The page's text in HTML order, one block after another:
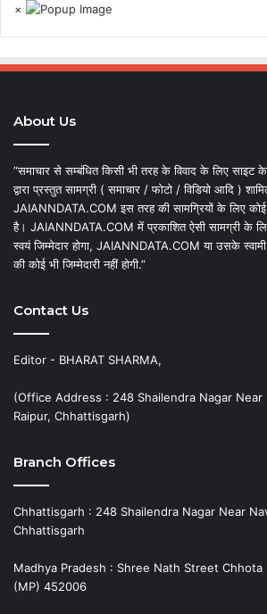
×
About Us
“समाचार से सम्बंधित किसी भी तरह के विवाद के लिए साइट
द्वारा प्रस्तुत सामग्री ( समाचार / फोटो / विडियो आदि )
JAIANNDATA.COM इस तरह की सामग्रियों के लिए कोई
है। JAIANNDATA.COM में प्रकाशित ऐसी सामग्री के
स्वयं जिम्मेदार होगा, JAIANNDATA.COM या उसके
की कोई भी जिम्मेदारी नहीं होगी.”
Contact Us
Editor - BHARAT SHARMA,
(Office Address : 248 Shailendra Nagar Near
Raipur, Chhattisgarh)
Branch Offices
Chhattisgarh : 248 Shailendra Nagar Near
Chhattisgarh
Madhya Pradesh : Shree Nath Street Chhota
(MP) 452006